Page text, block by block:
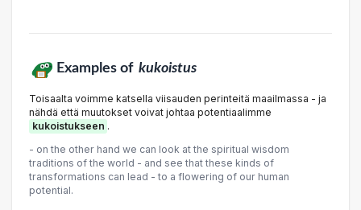
Examples of kukoistus
Toisaalta voimme katsella viisauden perinteitä maailmassa - ja
nähdä että muutokset voivat johtaa potentiaalimme
kukoistukseen .
- on the other hand we can look at the spiritual wisdom
traditions of the world - and see that these kinds of
transformations can lead - to a flowering of our human
potential.